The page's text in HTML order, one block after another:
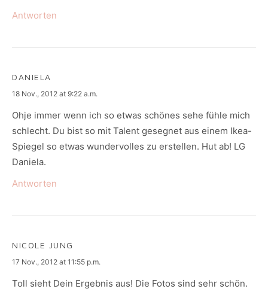
Antworten
DANIELA
says:
18 Nov., 2012 at 9:22 a.m.
Ohje immer wenn ich so etwas schönes sehe fühle mich
schlecht. Du bist so mit Talent gesegnet aus einem Ikea-
Spiegel so etwas wundervolles zu erstellen. Hut ab! LG
Daniela.
Antworten
NICOLE JUNG
says:
17 Nov., 2012 at 11:55 p.m.
Toll sieht Dein Ergebnis aus! Die Fotos sind sehr schön.